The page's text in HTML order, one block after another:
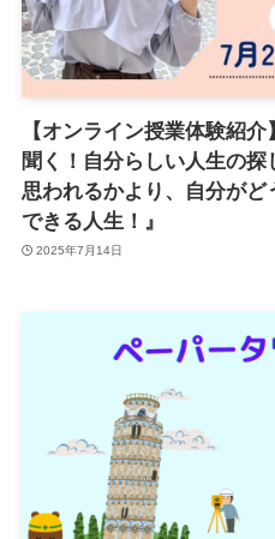
【オンライン授業体験紹
聞く！自分らしい人生の
思われるかより、自分が
できる人生！』
2025年7月14日